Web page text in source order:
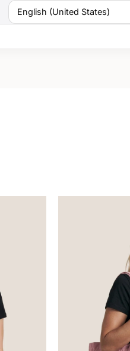
English (United States)